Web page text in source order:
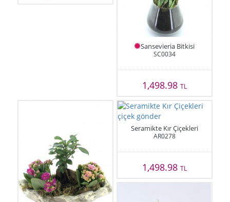
Sansevieria Bitkisi
SC0034
1,498.98 TL
Seramikte Kır Çiçekleri
AR0278
1,498.98 TL